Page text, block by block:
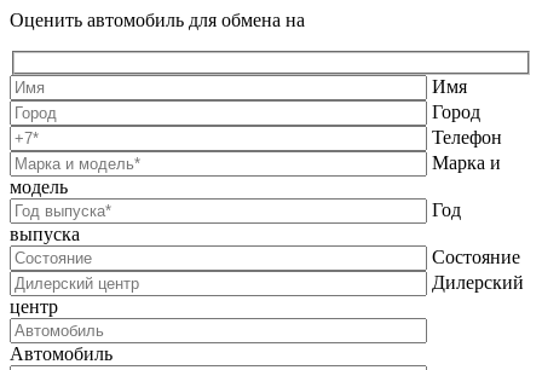
Оценить автомобиль для обмена на
Имя
Город
Телефон
Марка и
модель
Год
выпуска
Состояние
Дилерский
центр
Автомобиль